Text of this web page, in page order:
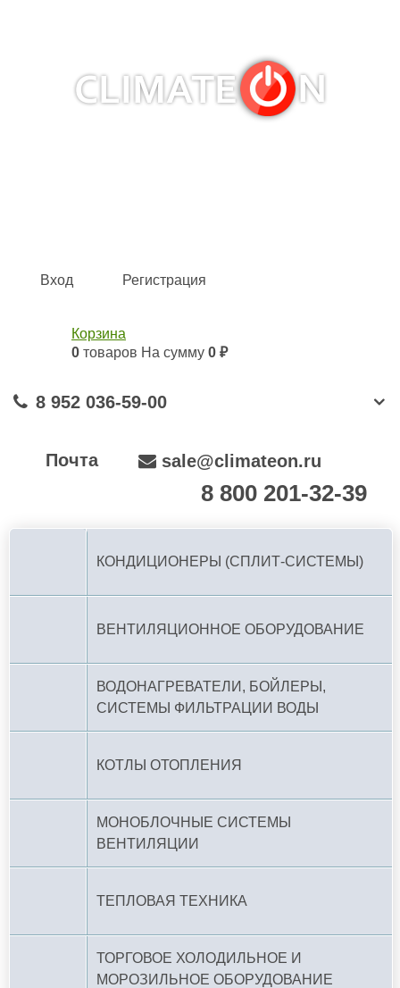
Вход Регистрация
Корзина
0 товаров На сумму 0 ₽
8 952 036-59-00
Почта sale@climateon.ru
8 800 201-32-39
КОНДИЦИОНЕРЫ (СПЛИТ-СИСТЕМЫ)
ВЕНТИЛЯЦИОННОЕ ОБОРУДОВАНИЕ
ВОДОНАГРЕВАТЕЛИ, БОЙЛЕРЫ,
СИСТЕМЫ ФИЛЬТРАЦИИ ВОДЫ
КОТЛЫ ОТОПЛЕНИЯ
МОНОБЛОЧНЫЕ СИСТЕМЫ
ВЕНТИЛЯЦИИ
ТЕПЛОВАЯ ТЕХНИКА
ТОРГОВОЕ ХОЛОДИЛЬНОЕ И
МОРОЗИЛЬНОЕ ОБОРУДОВАНИЕ